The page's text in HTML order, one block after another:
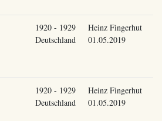
1920 - 1929
Deutschland
Heinz Fingerhut
01.05.2019
1920 - 1929
Deutschland
Heinz Fingerhut
01.05.2019